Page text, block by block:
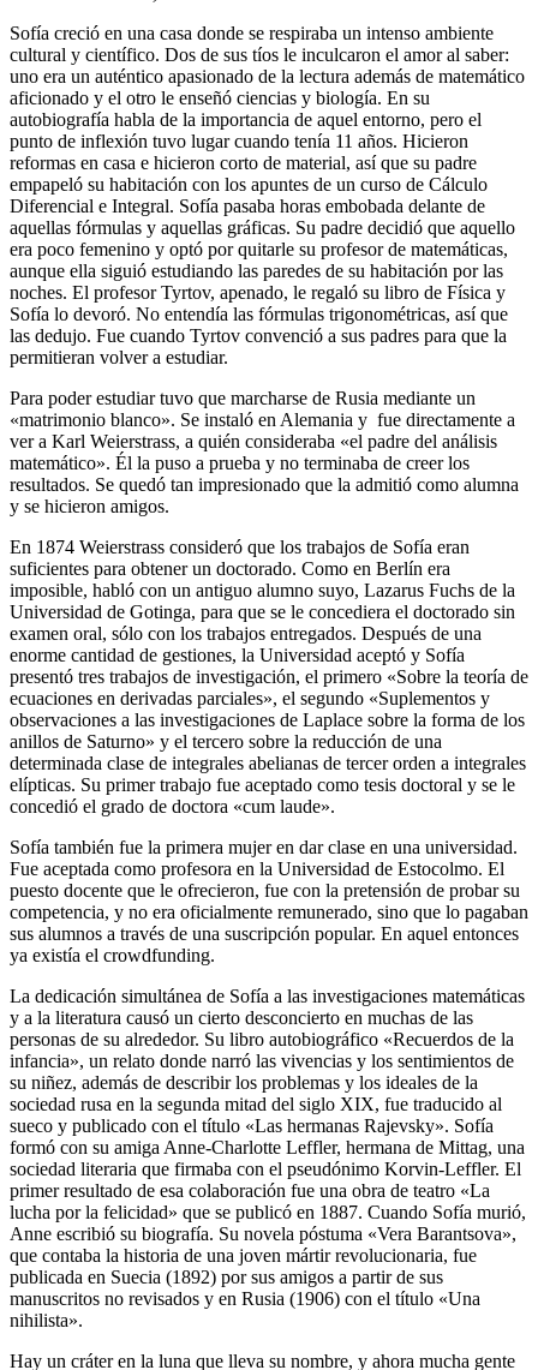
Sofía creció en una casa donde se respiraba un intenso ambiente
cultural y científico. Dos de sus tíos le inculcaron el amor al saber:
uno era un auténtico apasionado de la lectura además de matemático
aficionado y el otro le enseñó ciencias y biología. En su
autobiografía habla de la importancia de aquel entorno, pero el
punto de inflexión tuvo lugar cuando tenía 11 años. Hicieron
reformas en casa e hicieron corto de material, así que su padre
empapeló su habitación con los apuntes de un curso de Cálculo
Diferencial e Integral. Sofía pasaba horas embobada delante de
aquellas fórmulas y aquellas gráficas. Su padre decidió que aquello
era poco femenino y optó por quitarle su profesor de matemáticas,
aunque ella siguió estudiando las paredes de su habitación por las
noches. El profesor Tyrtov, apenado, le regaló su libro de Física y
Sofía lo devoró. No entendía las fórmulas trigonométricas, así que
las dedujo. Fue cuando Tyrtov convenció a sus padres para que la
permitieran volver a estudiar.
Para poder estudiar tuvo que marcharse de Rusia mediante un
«matrimonio blanco». Se instaló en Alemania y fue directamente a
ver a Karl Weierstrass, a quién consideraba «el padre del análisis
matemático». Él la puso a prueba y no terminaba de creer los
resultados. Se quedó tan impresionado que la admitió como alumna
y se hicieron amigos.
En 1874 Weierstrass consideró que los trabajos de Sofía eran
suficientes para obtener un doctorado. Como en Berlín era
imposible, habló con un antiguo alumno suyo, Lazarus Fuchs de la
Universidad de Gotinga, para que se le concediera el doctorado sin
examen oral, sólo con los trabajos entregados. Después de una
enorme cantidad de gestiones, la Universidad aceptó y Sofía
presentó tres trabajos de investigación, el primero «Sobre la teoría de
ecuaciones en derivadas parciales», el segundo «Suplementos y
observaciones a las investigaciones de Laplace sobre la forma de los
anillos de Saturno» y el tercero sobre la reducción de una
determinada clase de integrales abelianas de tercer orden a integrales
elípticas. Su primer trabajo fue aceptado como tesis doctoral y se le
concedió el grado de doctora «cum laude».
Sofía también fue la primera mujer en dar clase en una universidad.
Fue aceptada como profesora en la Universidad de Estocolmo. El
puesto docente que le ofrecieron, fue con la pretensión de probar su
competencia, y no era oficialmente remunerado, sino que lo pagaban
sus alumnos a través de una suscripción popular. En aquel entonces
ya existía el crowdfunding.
La dedicación simultánea de Sofía a las investigaciones matemáticas
y a la literatura causó un cierto desconcierto en muchas de las
personas de su alrededor. Su libro autobiográfico «Recuerdos de la
infancia», un relato donde narró las vivencias y los sentimientos de
su niñez, además de describir los problemas y los ideales de la
sociedad rusa en la segunda mitad del siglo XIX, fue traducido al
sueco y publicado con el título «Las hermanas Rajevsky». Sofía
formó con su amiga Anne-Charlotte Leffler, hermana de Mittag, una
sociedad literaria que firmaba con el pseudónimo Korvin-Leffler. El
primer resultado de esa colaboración fue una obra de teatro «La
lucha por la felicidad» que se publicó en 1887. Cuando Sofía murió,
Anne escribió su biografía. Su novela póstuma «Vera Barantsova»,
que contaba la historia de una joven mártir revolucionaria, fue
publicada en Suecia (1892) por sus amigos a partir de sus
manuscritos no revisados y en Rusia (1906) con el título «Una
nihilista».
Hay un cráter en la luna que lleva su nombre, y ahora mucha gente